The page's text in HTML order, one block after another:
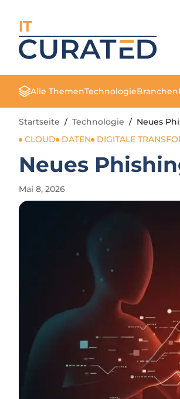
IT
Alle ThemenTechnologieBranchen
Startseite / Technologie / Neues
CLOUD
DATEN DIGITALE
Neues
Mai 8, 2026